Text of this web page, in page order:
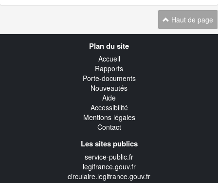
Haut de page
Plan du site
Accueil
Rapports
Porte-documents
Nouveautés
Aide
Accessibilité
Mentions légales
Contact
Les sites publics
service-public.fr
legifrance.gouv.fr
circulaire.legifrance.gouv.fr